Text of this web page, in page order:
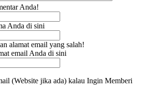
Anda!
Anda di sini
alamat email yang salah!
email Anda di sini
(Website jika ada) kalau Ingin Memberi